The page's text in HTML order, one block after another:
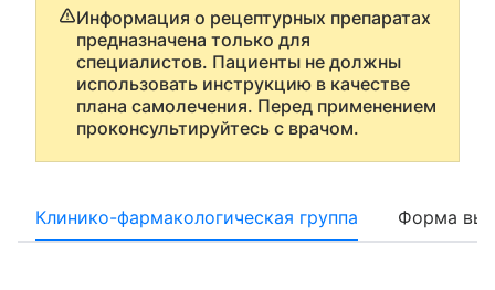
Информация о рецептурных препаратах
предназначена только для
специалистов. Пациенты не должны
использовать инструкцию в качестве
плана самолечения. Перед применением
проконсультируйтесь с врачом.
Клинико-фармакологическая группа Форма